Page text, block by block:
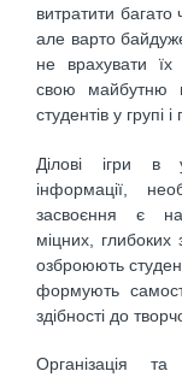
витратити багато
але варто
не врахувати їх
свою майбутню
студентів у групі
Ділові ігри в
інформації,
засвоєння є
міцних, глибоких
озброюють
формують
здібності до
Організація